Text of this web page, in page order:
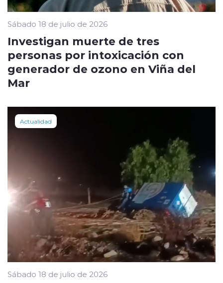
Sábado 18 de julio de 2026
Investigan muerte de tres
personas por intoxicación con
generador de ozono en Viña del
Mar
Actualidad
Sábado 18 de julio de 2026